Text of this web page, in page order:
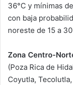
36°C y mínimas
con baja
noreste de 15 a
Zona Centro-
(Poza Rica de
Coyutla,